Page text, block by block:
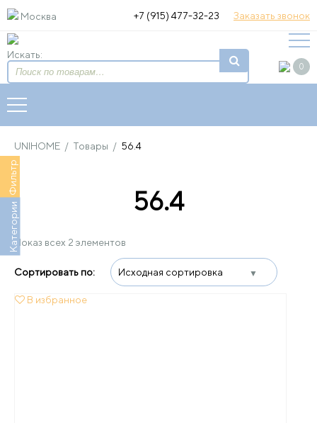
Москва +7 (915) 477-32-23 Заказать звонок
Искать:
0
UNIHOME / Товары / 56.4
Фильтр
Категории 56.4
Показ всех 2 элементов
В избранное